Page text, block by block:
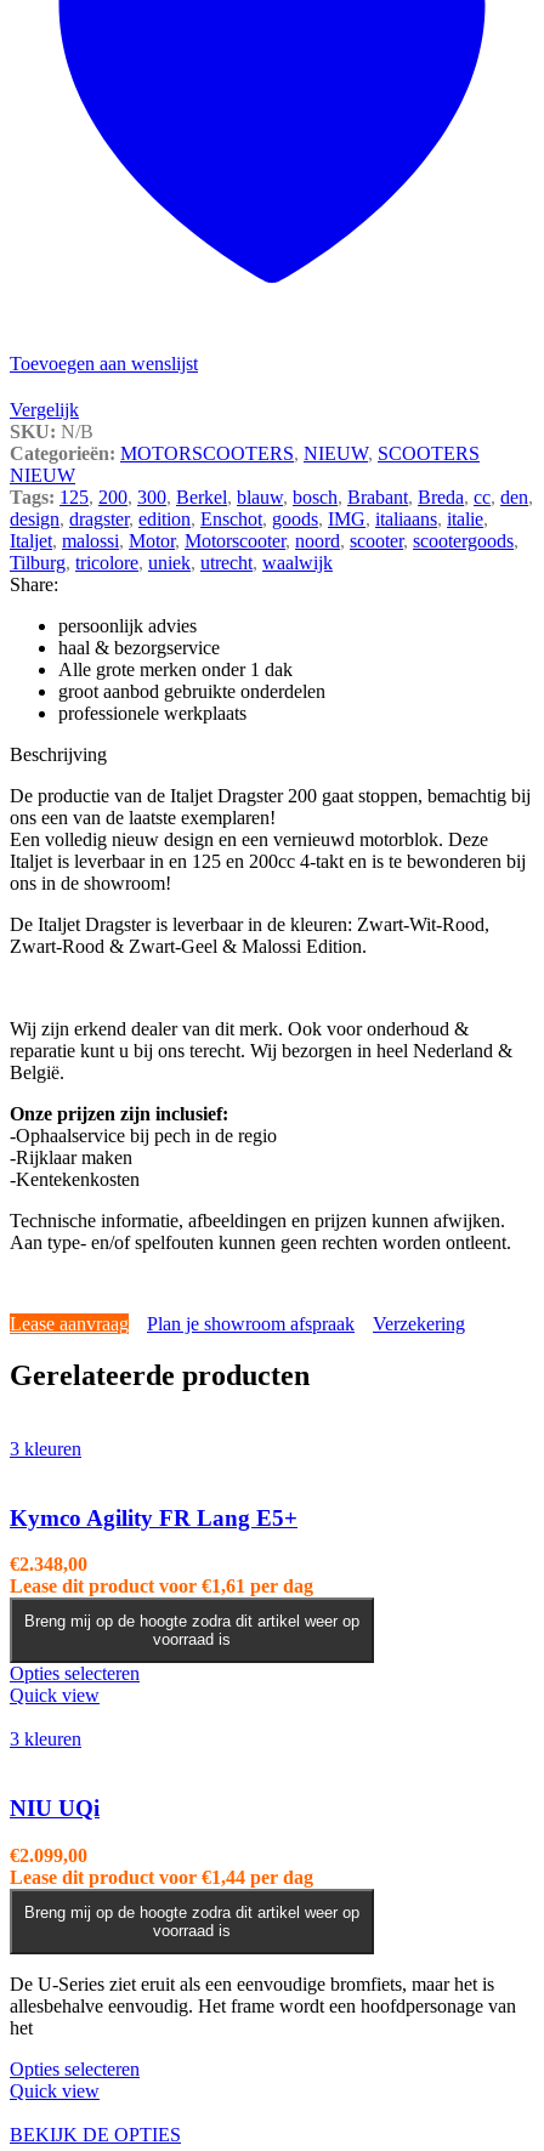
Toevoegen aan wenslijst
Vergelijk
SKU: N/B
Categorieën: MOTORSCOOTERS, NIEUW, SCOOTERS
NIEUW
Tags: 125, 200, 300, Berkel, blauw, bosch, Brabant, Breda, cc, den,
design, dragster, edition, Enschot, goods, IMG, italiaans, italie,
Italjet, malossi, Motor, Motorscooter, noord, scooter, scootergoods,
Tilburg, tricolore, uniek, utrecht, waalwijk
Share:
persoonlijk advies
haal & bezorgservice
Alle grote merken onder 1 dak
groot aanbod gebruikte onderdelen
professionele werkplaats
Beschrijving
De productie van de Italjet Dragster 200 gaat stoppen, bemachtig bij
ons een van de laatste exemplaren!
Een volledig nieuw design en een vernieuwd motorblok. Deze
Italjet is leverbaar in en 125 en 200cc 4-takt en is te bewonderen bij
ons in de showroom!
De Italjet Dragster is leverbaar in de kleuren: Zwart-Wit-Rood,
Zwart-Rood & Zwart-Geel & Malossi Edition.
Wij zijn erkend dealer van dit merk. Ook voor onderhoud &
reparatie kunt u bij ons terecht. Wij bezorgen in heel Nederland &
België.
Onze prijzen zijn inclusief:
-Ophaalservice bij pech in de regio
-Rijklaar maken
-Kentekenkosten
Technische informatie, afbeeldingen en prijzen kunnen afwijken.
Aan type- en/of spelfouten kunnen geen rechten worden ontleent.
Lease aanvraag Plan je showroom afspraak Verzekering
Gerelateerde producten
3 kleuren
Kymco Agility FR Lang E5+
€2.348,00
Lease dit product voor €1,61 per dag
Breng mij op de hoogte zodra dit artikel weer op
voorraad is
Opties selecteren
worden
op
de
productpagina
Quick view
3 kleuren
NIU UQi
€2.099,00
Lease dit product voor €1,44 per dag
Breng mij op de hoogte zodra dit artikel weer op
voorraad is
De U-Series ziet eruit als een eenvoudige bromfiets, maar het is
allesbehalve eenvoudig. Het frame wordt een hoofdpersonage van
het
Opties selecteren
meerdere
Quick view
BEKIJK DE OPTIES